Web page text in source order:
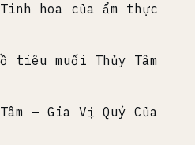
Tinh hoa của ẩm thực
tiêu muối Thủy Tâm
– Gia Vị Quý Của